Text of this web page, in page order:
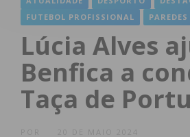
FUTEBOL PROFISSIONAL
PAREDES
Lúcia Alves
Benfica a
Taça de
20 DE MAIO 2024